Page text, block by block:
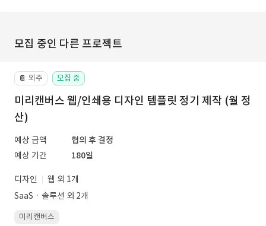
모집 중인 다른 프로젝트
📔 외주 모집 중
미리캔버스 웹/인쇄용 디자인 템플릿 정기 제작 (월 정
산)
예상 금액
협의 후 결정
예상 기간
180일
디자인
웹 외 1개
SaaSㆍ솔루션 외 2개
미리캔버스